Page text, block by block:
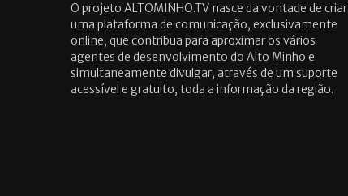
O projeto ALTOMINHO.TV nasce da vontade de criar
uma plataforma de comunicação, exclusivamente
online, que contribua para aproximar os vários
agentes de desenvolvimento do Alto Minho e
simultaneamente divulgar, através de um suporte
acessível e gratuito, toda a informação da região.